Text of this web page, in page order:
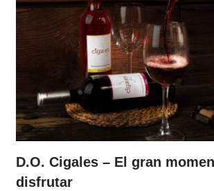
D.O. Cigales – El gran
disfrutar